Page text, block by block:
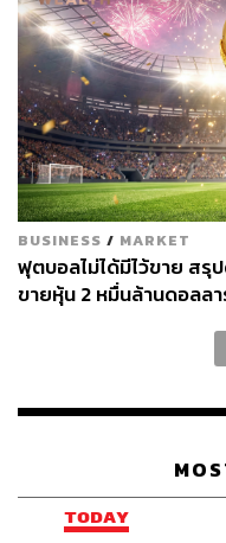
ทองโอลิมปิก เขาก็คว้าม
สิ่งเดียวที่เขายังขาดไป
แกรนด์สแลม เพียงแต่ซา
หน่อย เพราะเขาเทิร์นโ
นาดาล, เฟเดอเรอร์ แล
ในยุคที่ยอดมนุษย์เรืองอ
จะลุ้นแชมป์เลย การจะเ
กว่าซาช่าจะได้ชิงฯ แกร
เทิร์นโปร แต่นั่นเป็นครั้ง
จากการพ่ายโดมินิค ธีม
และอำลา โนเล่ก็ไม่เหมื
มนุษย์ยังไม่เปลี่ยนไป เพ
การาซ กับยานนิก ซินเนอร์
BUSINESS / MARKET
ฟุตบอลไม่ได้มีไว้ขาย สรุ
ขายหุ้น 2 หมื่นล้านดอลล
TODAY